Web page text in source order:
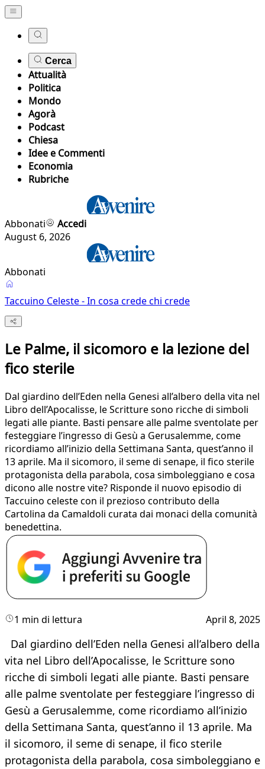
Cerca
Attualità
Politica
Mondo
Agorà
Podcast
Chiesa
Idee e Commenti
Economia
Rubriche
Abbonati
Accedi
August 6, 2026
Abbonati
Taccuino Celeste - In cosa crede chi crede
Le Palme, il sicomoro e la lezione del
fico sterile
Dal giardino dell’Eden nella Genesi all’albero della vita nel
Libro dell’Apocalisse, le Scritture sono ricche di simboli
legati alle piante. Basti pensare alle palme sventolate per
festeggiare l’ingresso di Gesù a Gerusalemme, come
ricordiamo all’inizio della Settimana Santa, quest’anno il
13 aprile. Ma il sicomoro, il seme di senape, il fico sterile
protagonista della parabola, cosa simboleggiano e cosa
dicono alle nostre vite? Risponde il nuovo episodio di
Taccuino celeste con il prezioso contributo della
Cartolina da Camaldoli curata dai monaci della comunità
benedettina.
1 min di lettura April 8, 2025
Dal giardino dell’Eden nella Genesi all’albero della
vita nel Libro dell’Apocalisse, le Scritture sono
ricche di simboli legati alle piante. Basti pensare
alle palme sventolate per festeggiare l’ingresso di
Gesù a Gerusalemme, come ricordiamo all’inizio
della Settimana Santa, quest’anno il 13 aprile. Ma
il sicomoro, il seme di senape, il fico sterile
protagonista della parabola, cosa simboleggiano e